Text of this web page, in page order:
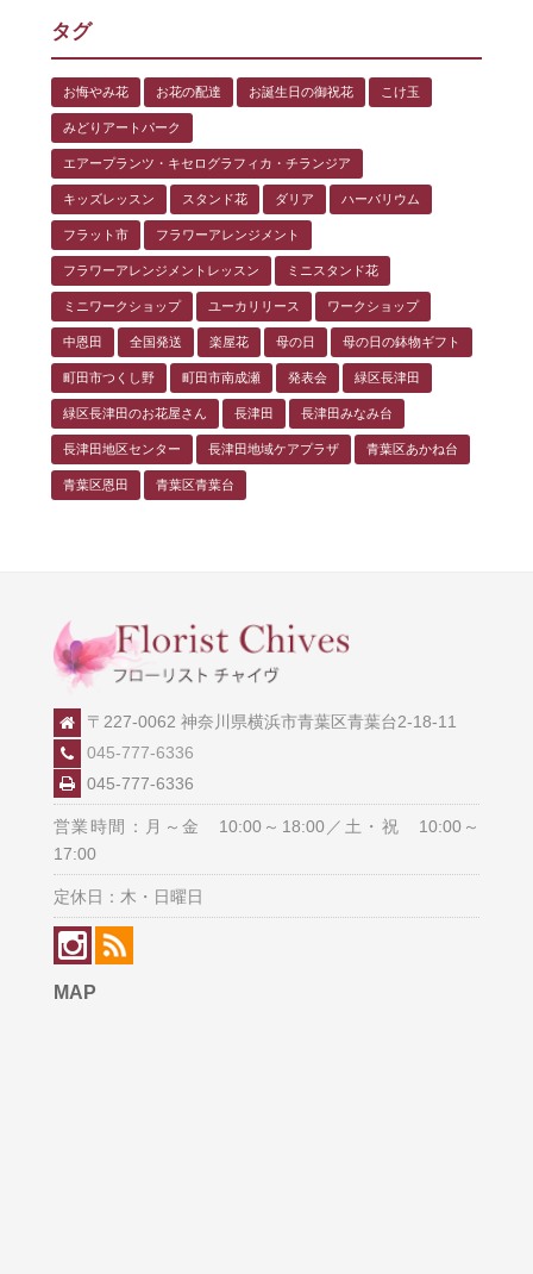
タグ
お悔やみ花 お花の配達 お誕生日の御祝花 こけ玉
みどりアートパーク
エアープランツ・キセログラフィカ・チランジア
キッズレッスン スタンド花 ダリア ハーバリウム
フラット市 フラワーアレンジメント
フラワーアレンジメントレッスン ミニスタンド花
ミニワークショップ ユーカリリース ワークショップ
中恩田 全国発送 楽屋花 母の日 母の日の鉢物ギフト
町田市つくし野 町田市南成瀬 発表会 緑区長津田
緑区長津田のお花屋さん 長津田 長津田みなみ台
長津田地区センター 長津田地域ケアプラザ 青葉区あかね台
青葉区恩田 青葉区青葉台
〒227-0062 神奈川県横浜市青葉区青葉台2-18-11
045-777-6336
045-777-6336
営業時間：月～金 10:00～18:00／土・祝 10:00～
17:00
定休日：木・日曜日
MAP